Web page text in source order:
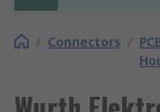
/ Connectors /